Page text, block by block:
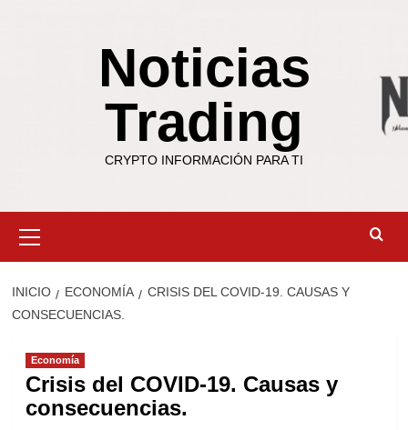
Noticias
Trading
CRYPTO INFORMACIÓN PARA TI
primario
INICIO ECONOMÍA
CRISIS DEL COVID-19. CAUSAS Y
CONSECUENCIAS.
Economía
Crisis del COVID-19. Causas y
consecuencias.